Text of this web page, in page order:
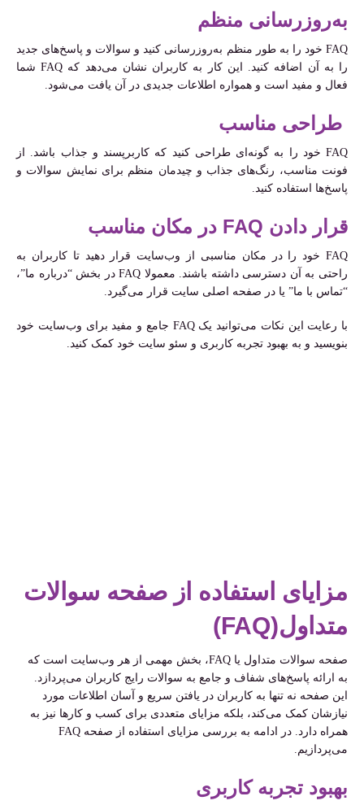
به‌روزرسانی منظم
FAQ خود را به طور منظم به‌روزرسانی کنید و سوالات و پاسخ‌های جدید
را به آن اضافه کنید. این کار به کاربران نشان می‌دهد که FAQ شما
فعال و مفید است و همواره اطلاعات جدیدی در آن یافت می‌شود.
طراحی مناسب
FAQ خود را به گونه‌ای طراحی کنید که کاربرپسند و جذاب باشد. از
فونت مناسب، رنگ‌های جذاب و چیدمان منظم برای نمایش سوالات و
پاسخ‌ها استفاده کنید.
قرار دادن FAQ در مکان مناسب
FAQ خود را در مکان مناسبی از وب‌سایت قرار دهید تا کاربران به
راحتی به آن دسترسی داشته باشند. معمولا FAQ در بخش “درباره ما”،
“تماس با ما” یا در صفحه اصلی سایت قرار می‌گیرد.
با رعایت این نکات می‌توانید یک FAQ جامع و مفید برای وب‌سایت خود
بنویسید و به بهبود تجربه کاربری و سئو سایت خود کمک کنید.
مزایای استفاده از صفحه سوالات
متداول(FAQ)
صفحه سوالات متداول یا FAQ، بخش مهمی از هر وب‌سایت است که
به ارائه پاسخ‌های شفاف و جامع به سوالات رایج کاربران می‌پردازد.
این صفحه نه تنها به کاربران در یافتن سریع و آسان اطلاعات مورد
نیازشان کمک می‌کند، بلکه مزایای متعددی برای کسب و کارها نیز به
همراه دارد. در ادامه به بررسی مزایای استفاده از صفحه FAQ
می‌پردازیم.
بهبود تجربه کاربری